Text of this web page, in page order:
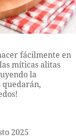
fácilmente en
míticas alitas
la
quedarán,
2025